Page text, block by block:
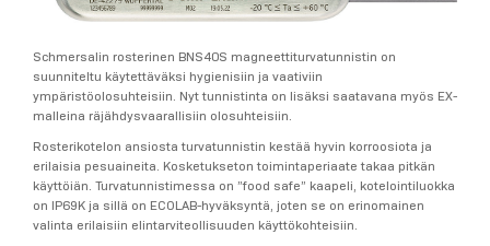
Schmersalin rosterinen BNS40S magneettiturvatunnistin on
suunniteltu käytettäväksi hygienisiin ja vaativiin
ympäristöolosuhteisiin. Nyt tunnistinta on lisäksi saatavana myös EX-
malleina räjähdysvaarallisiin olosuhteisiin.
Rosterikotelon ansiosta turvatunnistin kestää hyvin korroosiota ja
erilaisia pesuaineita. Kosketukseton toimintaperiaate takaa pitkän
käyttöiän. Turvatunnistimessa on ”food safe” kaapeli, kotelointiluokka
on IP69K ja sillä on ECOLAB-hyväksyntä, joten se on erinomainen
valinta erilaisiin elintarviteollisuuden käyttökohteisiin.